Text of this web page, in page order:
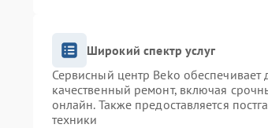
Широкий спектр услуг
Сервисный центр Beko обеспечивает
качественный ремонт, включая
онлайн. Также предоставляется
техники